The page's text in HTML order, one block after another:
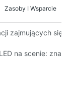
Zasoby I Wsparcie
rzeczywistości
zajmujących
na scenie: